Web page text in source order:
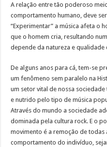
A relação entre tão poderoso
comportamento humano, deve
“Experimentar” a música afeta o
que o homem cria, resultando
depende da natureza e qualidade
De alguns anos para cá, tem-se
um fenômeno sem paralelo na
um setor vital de nossa
e nutrido pelo tipo de música
Através do mundo a sociedade
dominada pela cultura rock. E o
movimento é a remoção de todas
comportamento do indivíduo,